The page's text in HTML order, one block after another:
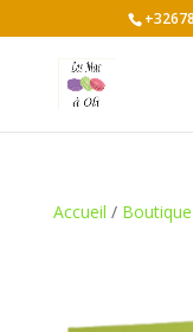
Accueil / Boutique